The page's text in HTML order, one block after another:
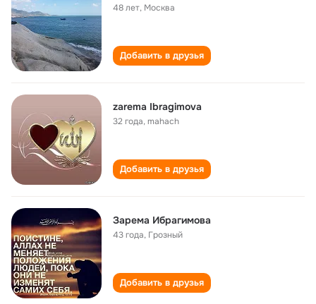
48 лет, Москва
Добавить в друзья
zarema Ibragimova
32 года,mahach
Добавить в друзья
Зарема Ибрагимова
43 года, Грозный
Добавить в друзья